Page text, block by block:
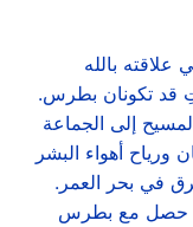
بالله
قد تكونان بطرس.
إلى الجماعة
أهواء البشر
في بحر العمر.
حصل مع بطرس